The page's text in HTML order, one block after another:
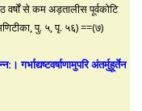
से कम अड़तालीस पूर्वकोटि
पु. ५, पृ. ५६) ==(७)
अंतर्मुहूर्तेन